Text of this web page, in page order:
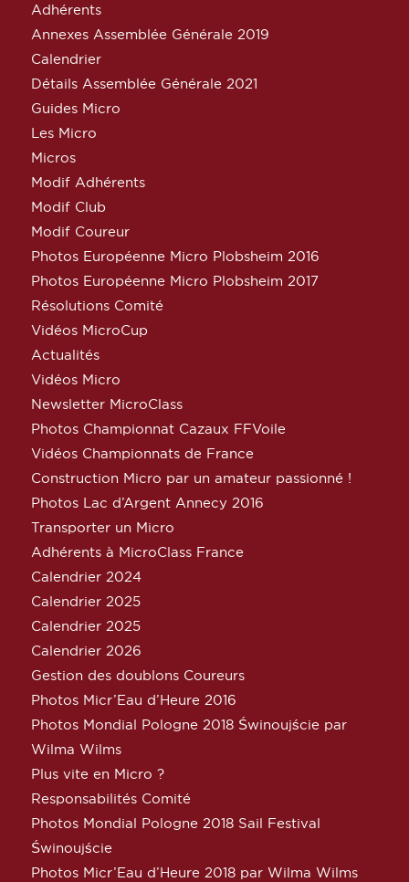
Adhérents
Annexes Assemblée Générale 2019
Calendrier
Détails Assemblée Générale 2021
Guides Micro
Les Micro
Micros
Modif Adhérents
Modif Club
Modif Coureur
Photos Européenne Micro Plobsheim 2016
Photos Européenne Micro Plobsheim 2017
Résolutions Comité
Vidéos MicroCup
Actualités
Vidéos Micro
Newsletter MicroClass
Photos Championnat Cazaux FFVoile
Vidéos Championnats de France
Construction Micro par un amateur passionné !
Photos Lac d’Argent Annecy 2016
Transporter un Micro
Adhérents à MicroClass France
Calendrier 2024
Calendrier 2025
Calendrier 2025
Calendrier 2026
Gestion des doublons Coureurs
Photos Micr’Eau d’Heure 2016
Photos Mondial Pologne 2018 Świnoujście par
Wilma Wilms
Plus vite en Micro ?
Responsabilités Comité
Photos Mondial Pologne 2018 Sail Festival
Świnoujście
Photos Micr’Eau d’Heure 2018 par Wilma Wilms